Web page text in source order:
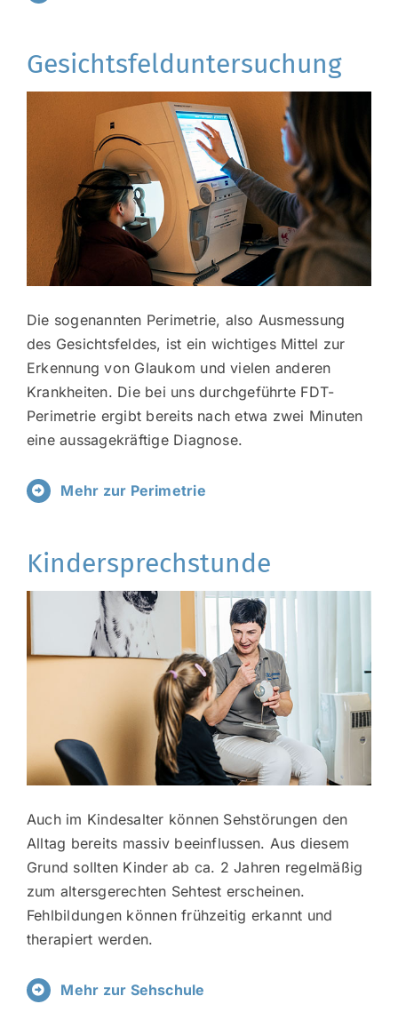
Gesichtsfelduntersuchung
Die sogenannten Perimetrie, also Ausmessung
des Gesichtsfeldes, ist ein wichtiges Mittel zur
Erkennung von Glaukom und vielen anderen
Krankheiten. Die bei uns durchgeführte FDT-
Perimetrie ergibt bereits nach etwa zwei Minuten
eine aussagekräftige Diagnose.
Mehr zur Perimetrie
Kindersprechstunde
Auch im Kindesalter können Sehstörungen den
Alltag bereits massiv beeinflussen. Aus diesem
Grund sollten Kinder ab ca. 2 Jahren regelmäßig
zum altersgerechten Sehtest erscheinen.
Fehlbildungen können frühzeitig erkannt und
therapiert werden.
Mehr zur Sehschule